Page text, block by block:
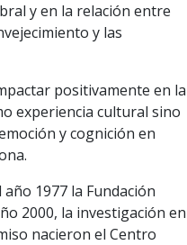
y en la relación entre
y las
positivamente en la
experiencia cultural sino
y cognición en
1977 la Fundación
2000, la investigación en
nacieron el Centro